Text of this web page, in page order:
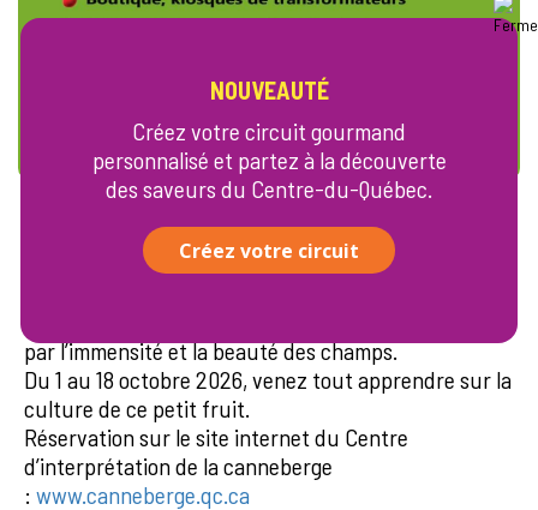
Dans le cadre de l’événement Canneberge en fête,
par l’immensité et la beauté des champs.
Du 1 au 18 octobre 2026, venez tout apprendre sur la
culture de ce petit fruit.
Réservation sur le site internet du Centre
d’interprétation de la canneberge
: www.canneberge.qc.ca
NOUVEAUTÉ
Créez votre circuit gourmand
personnalisé et partez à la découverte
des saveurs du Centre-du-Québec.
Créez votre circuit